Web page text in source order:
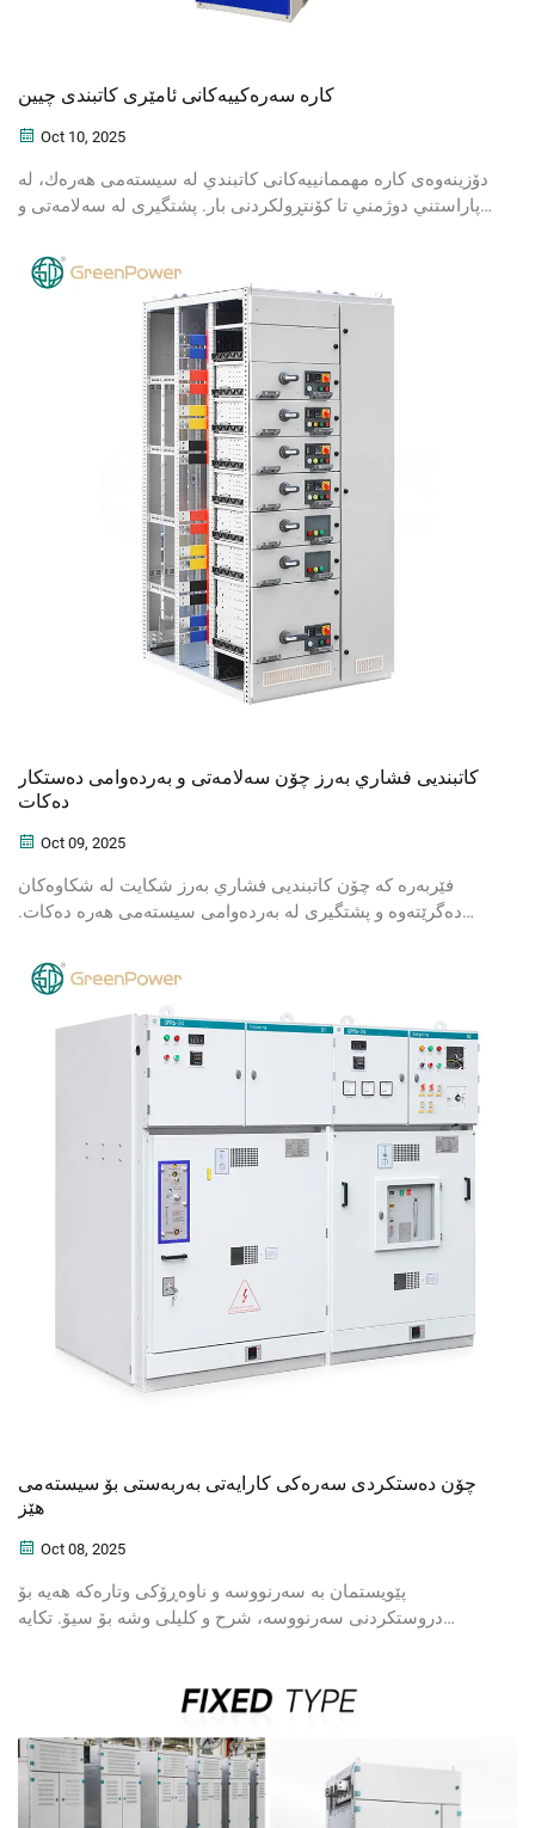
کارە سەرەکییەکانی ئامێری کاتبندی چیین
Oct 10, 2025
دۆزینه‌وه‌ی كارە مهممانييه‌كانی كاتبندي له‌ سیسته‌می هه‌ره‌ك، له‌
پاراستني دوژمني تا كۆنتڕولكردنی بار. پشتگیری لە سەلامەتی و
كاتبنديی فشاري به‌رز چۆن سەلامەتی و بەردەوامی دەستكار
دەكات
Oct 09, 2025
فێربه‌ره‌ كه‌ چۆن كاتبنديی فشاري به‌رز شكايت له‌ شكاوه‌كان
ده‌گرێته‌وه‌ و پشتگیری له‌ بەردەوامی سیستەمی هەرە دەکات.
ئاموزيش به‌شترین چالاكرينه‌كانی ده‌رباره‌ی چاودێري. وتاره‌كه‌
بخوێنه‌وه‌.
چۆن دەستکردی سەرەکی کارایەتی بەربەستی بۆ سیستەمی
هێز
Oct 08, 2025
پێویستمان بە سەرنووسە و ناوەڕۆکی وتارەکە هەیە بۆ
دروستکردنی سەرنووسە، شرح و کلیلی وشە بۆ سیۆ. تکایە